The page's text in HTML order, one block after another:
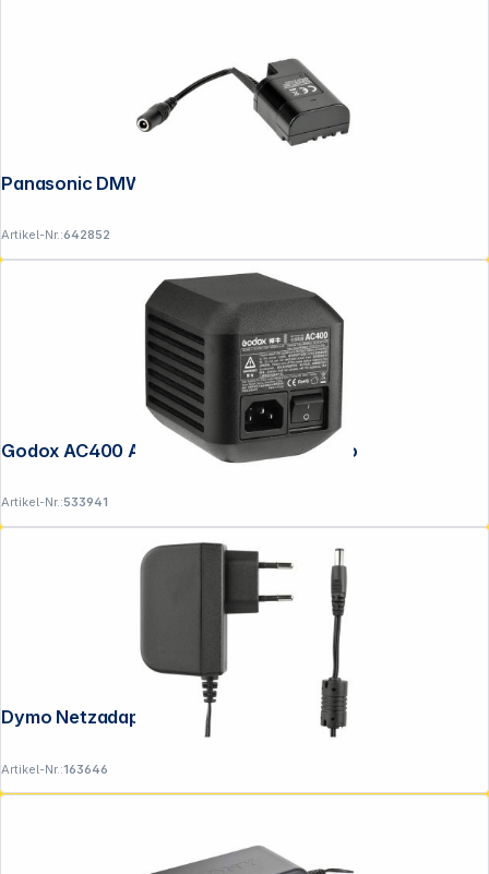
Panasonic DMW-DCC12GU
Artikel-Nr.:642852
Godox AC400 AC Adapter für AD400 Pro
Artikel-Nr.:533941
Dymo Netzadapter D1 40076
Artikel-Nr.:163646